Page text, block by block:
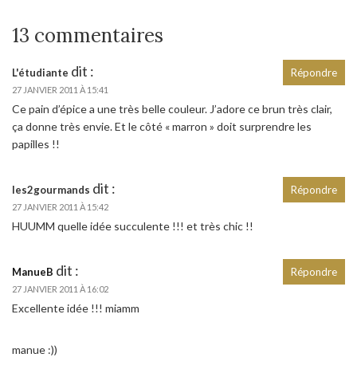
13 commentaires
L'étudiante dit :
27 JANVIER 2011 À 15:41
Ce pain d’épice a une très belle couleur. J’adore ce brun très clair,
ça donne très envie. Et le côté « marron » doit surprendre les
papilles !!
Répondre
les2gourmands dit :
27 JANVIER 2011 À 15:42
HUUMM quelle idée succulente !!! et très chic !!
Répondre
ManueB dit :
27 JANVIER 2011 À 16:02
Excellente idée !!! miamm
manue :))
Répondre